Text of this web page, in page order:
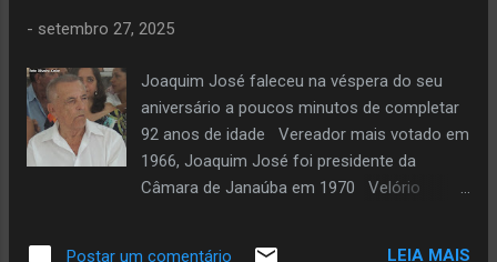
expressava à sua vontade o sentimento de
gestão da Prefeitura de Janaúba para as
Caraíbas e outras comunidades deste
sinceros depoimentos dos moradores, o
em continuar sempre administrando com
- setembro 27, 2025
Joaquim José faleceu na véspera do seu
aniversário a poucos minutos de completar
92 anos de idade Vereador mais votado em
1966, Joaquim José foi presidente da
Câmara de Janaúba em 1970 Velório
Postar um comentário LEIA MAIS